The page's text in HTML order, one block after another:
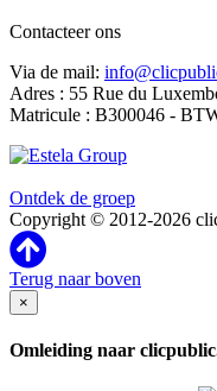
Contacteer ons
Via de mail:
Adres : 55 Rue du
Matricule : B300046 -
Ontdek de groep
Copyright © 2012-2026
Terug naar boven
×
Omleiding naar